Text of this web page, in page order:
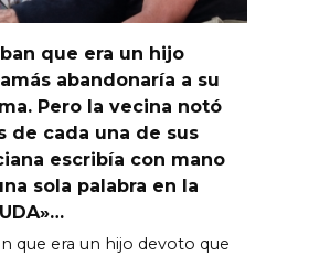
que era un hijo
abandonaría a su
Pero la vecina notó
de cada una de sus
escribía con mano
sola palabra en la
que era un hijo devoto que